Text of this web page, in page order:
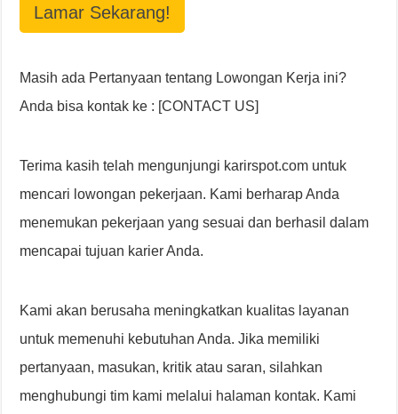
Lamar Sekarang!
Masih ada Pertanyaan tentang Lowongan Kerja ini?
Anda bisa kontak ke : [CONTACT US]
Terima kasih telah mengunjungi karirspot.com untuk
mencari lowongan pekerjaan. Kami berharap Anda
menemukan pekerjaan yang sesuai dan berhasil dalam
mencapai tujuan karier Anda.
Kami akan berusaha meningkatkan kualitas layanan
untuk memenuhi kebutuhan Anda. Jika memiliki
pertanyaan, masukan, kritik atau saran, silahkan
menghubungi tim kami melalui halaman kontak. Kami